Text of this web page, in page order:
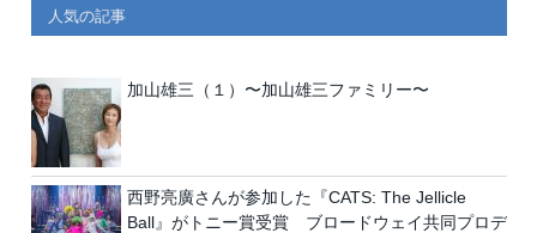
人気の記事
加山雄三（１）〜加山雄三ファミリー〜
西野亮廣さんが参加した『CATS: The Jellicle
Ball』がトニー賞受賞 ブロードウェイ共同プロデ